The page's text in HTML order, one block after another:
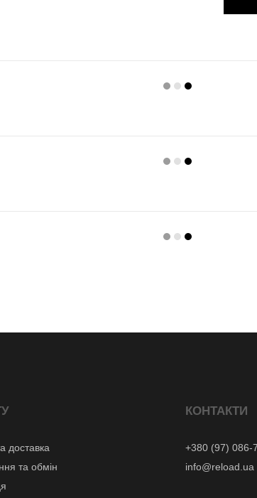
доставка
та обмін
КОНТАКТИ
+380 (97) 086-
info@reload.ua